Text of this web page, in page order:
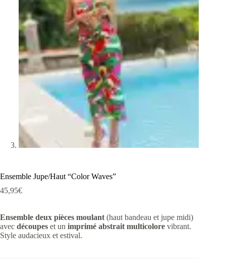
Ensemble Jupe/Haut “Color Waves”
45,95€
Ensemble deux pièces moulant (haut bandeau et jupe midi)
avec découpes et un imprimé abstrait multicolore vibrant.
Style audacieux et estival.